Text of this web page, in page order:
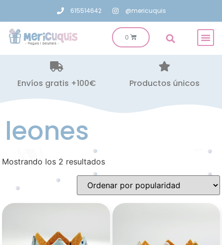
615514642 @mericuquis
Envíos gratis +100€ Productos únicos
leones
Mostrando los 2 resultados